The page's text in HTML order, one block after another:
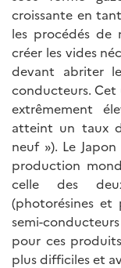
croissante en
les procédés de
créer les vides
devant abriter
conducteurs. Cet
extrêmement
atteint un taux
neuf »). Le
production
celle des
(photorésines et
semi-
pour ces
plus difficiles et